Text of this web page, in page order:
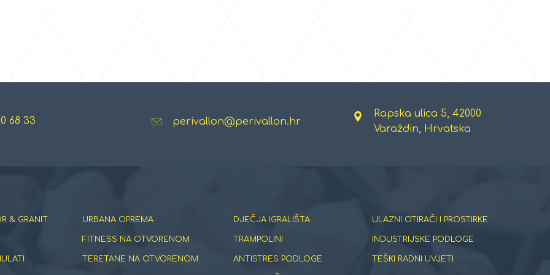
68 33 perivallon@perivallon.hr
Rapska ulica 5, 42000
Varaždin, Hrvatska
& GRANIT URBANA OPREMA
FITNESS NA OTVORENOM
TERETANE NA OTVORENOM
DJEČJA IGRALIŠTA
TRAMPOLINI
ANTISTRES PODLOGE
ULAZNI OTIRAČI I PROSTIRKE
INDUSTRIJSKE PODLOGE
TEŠKI RADNI UVJETI